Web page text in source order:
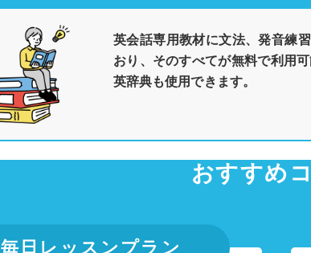
英会話専用教材に文法、発音練
おり、そのすべてが無料で利用
英辞典も使用できます。
おすすめ
毎日レッスンプラン